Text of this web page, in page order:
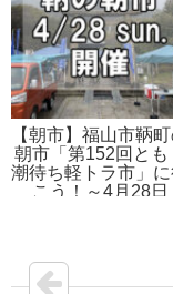
【朝市】福山市鞆
朝市「第152回とも
潮待ち軽トラ市」
こう！～4月28日